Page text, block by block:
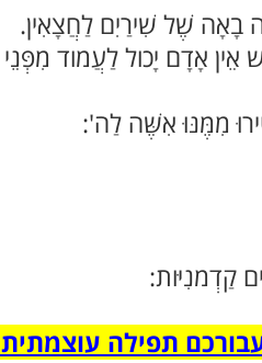
שֶׁל שִׁירַיִם לַחֲצָאִין.
אָדָם יָכול לַעֲמוד
מִמֶּנּוּ אִשֶּׁה לַה':
קַדְמנִיּות:
תפילה